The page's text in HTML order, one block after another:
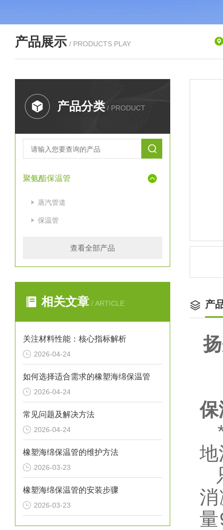
产品展示 / PRODUCTS PLAY
产品分类 / PRODUCT
聚氨酯保温管
蒸汽管道
保温管
查看全部产品
相关文章 / ARTICLE
关注材料性能：核心指标解析
2026-04-24
如何选择适合需求的橡塑海绵保温管
2026-04-24
常见问题及解决方法
2026-04-24
橡塑海绵保温管的维护方法
2026-03-23
橡塑海绵保温管的安装步骤
2026-03-23
产
保
*
地